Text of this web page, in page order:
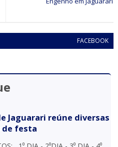
FACEBOOK
Jaguarari reúne diversas
de festa